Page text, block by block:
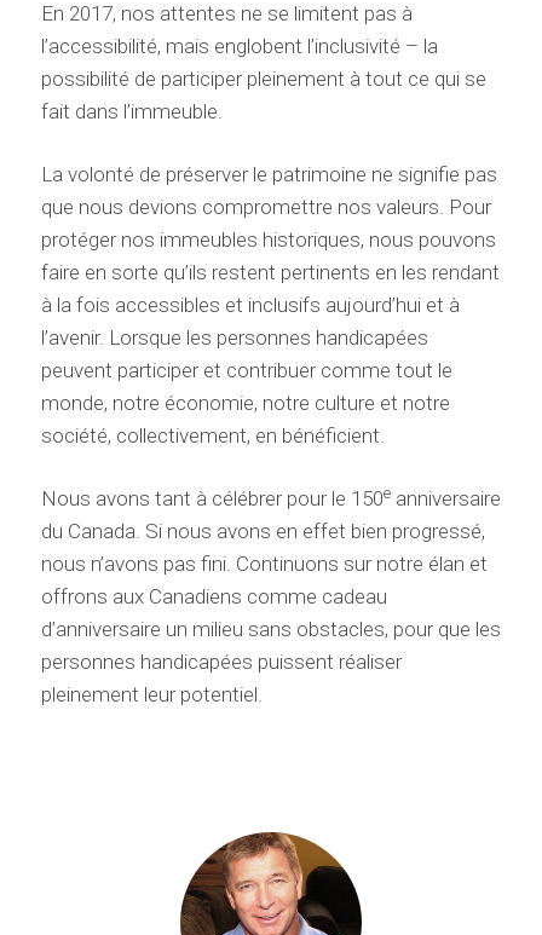
En 2017, nos attentes ne se limitent pas à
l’accessibilité, mais englobent l’inclusivité – la
possibilité de participer pleinement à tout ce qui se
fait dans l’immeuble.
La volonté de préserver le patrimoine ne signifie pas
que nous devions compromettre nos valeurs. Pour
protéger nos immeubles historiques, nous pouvons
faire en sorte qu’ils restent pertinents en les rendant
à la fois accessibles et inclusifs aujourd’hui et à
l’avenir. Lorsque les personnes handicapées
peuvent participer et contribuer comme tout le
monde, notre économie, notre culture et notre
société, collectivement, en bénéficient.
Nous avons tant à célébrer pour le 150eanniversaire
du Canada. Si nous avons en effet bien progressé,
nous n’avons pas fini. Continuons sur notre élan et
offrons aux Canadiens comme cadeau
d’anniversaire un milieu sans obstacles, pour que les
personnes handicapées puissent réaliser
pleinement leur potentiel.